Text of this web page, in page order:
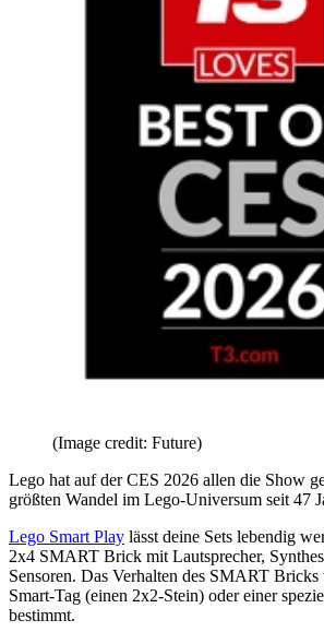
(Image credit: Future)
Lego hat auf der CES 2026 allen die Show
größten Wandel im Lego-Universum seit 47
Lego Smart Play lässt deine Sets lebendig
2x4 SMART Brick mit Lautsprecher,
Sensoren. Das Verhalten des SMART
Smart-Tag (einen 2x2-Stein) oder einer
bestimmt.